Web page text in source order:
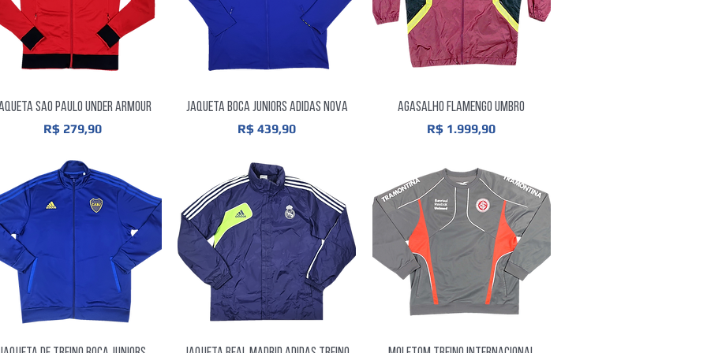
Visualização rápida
Sao Paulo Under Armour
Preço
R$ 279,90
Visualização rápida
Jaqueta Boca Juniors Adidas Nova
Preço
R$ 439,90
Visualização rápida
Agasalho Flamengo Umbro
Preço
R$ 1.999,90